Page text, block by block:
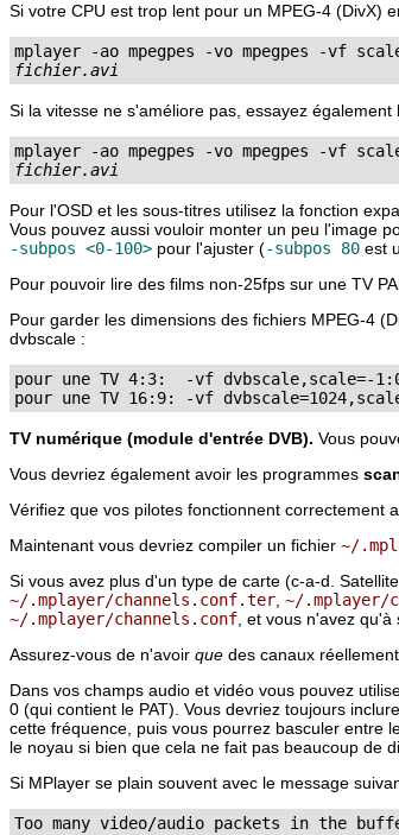
Si votre CPU est trop lent pour un MPEG-4 (DivX)
fichier.avi
Si la vitesse ne s'améliore pas, essayez également
fichier.avi
Pour l'OSD et les sous-titres utilisez la fonction
Vous pouvez aussi vouloir monter un peu l'image
-subpos <0-100> pour l'ajuster (-subpos 80 est
Pour pouvoir lire des films non-25fps sur une TV
Pour garder les dimensions des fichiers MPEG-4
dvbscale :
pour une TV 4:3:  -vf dvbscale,scale=-
TV numérique (module d'entrée DVB). Vous
Vous devriez également avoir les programmes
Vérifiez que vos pilotes fonctionnent correctement
Maintenant vous devriez compiler un fichier ~/
Si vous avez plus d'un type de carte (c-a-d.
~/.mplayer/channels.conf.ter, ~/.mplayer/
~/.mplayer/channels.conf, et vous n'avez qu'à
Assurez-vous de n'avoir que des canaux
Dans vos champs audio et vidéo vous pouvez
0 (qui contient le PAT). Vous devriez toujours
cette fréquence, puis vous pourrez basculer entre
le noyau si bien que cela ne fait pas beaucoup de
Si MPlayer se plain souvent avec le message
Too many video/audio packets in the